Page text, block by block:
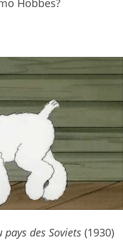
Hobbes?
pays des Soviets (1930)